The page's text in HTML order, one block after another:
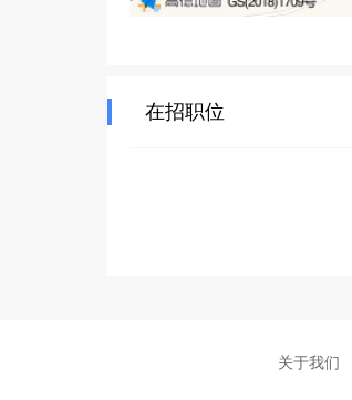
在招职位
关于我们